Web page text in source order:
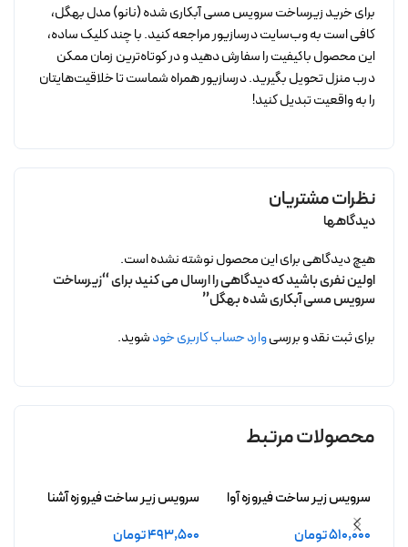
برای خرید زیرساخت سرویس مسی آبکاری شده (نانو) مدل بهگل،
کافی است به وب‌سایت درسازیور مراجعه کنید. با چند کلیک ساده،
این محصول باکیفیت را سفارش دهید و در کوتاه‌ترین زمان ممکن
درب منزل تحویل بگیرید. درسازیور همراه شماست تا خلاقیت‌هایتان
را به واقعیت تبدیل کنید!
نظرات مشتریان
دیدگاهها
هیچ دیدگاهی برای این محصول نوشته نشده است.
اولین نفری باشید که دیدگاهی را ارسال می کنید برای “زیرساخت
سرویس مسی آبکاری شده بهگل”
برای ثبت نقد و بررسیوارد حساب کاربری خودشوید.
محصولات مرتبط
سرویس زیر ساخت فیروزه آوا
بدون آبکاری
510,000تومان
سرویس زیر ساخت فیروزه آشنا
493,500تومان